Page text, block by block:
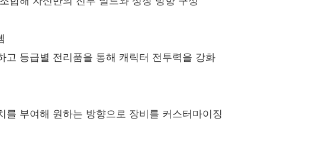
고 등급별 전리품을 통해 캐릭터 전투력을 강화
를 부여해 원하는 방향으로 장비를 커스터마이징